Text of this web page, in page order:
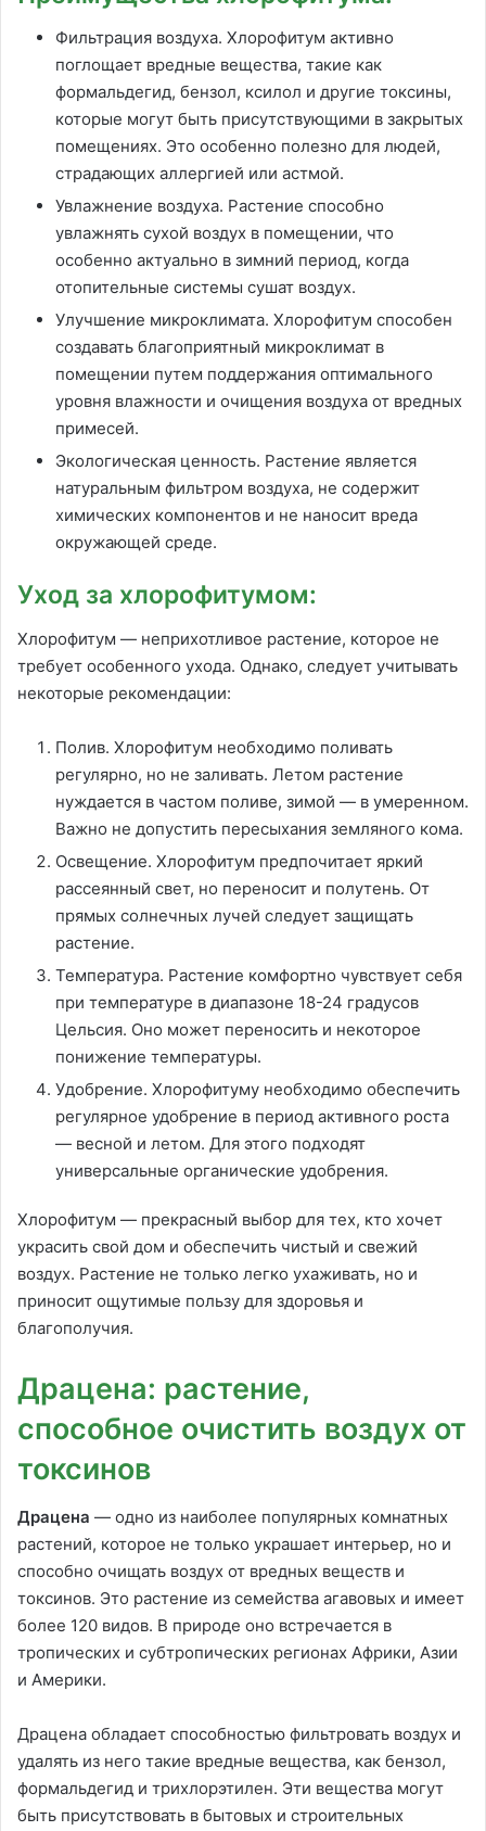
Фильтрация воздуха. Хлорофитум активно
поглощает вредные вещества, такие как
формальдегид, бензол, ксилол и другие токсины,
которые могут быть присутствующими в закрытых
помещениях. Это особенно полезно для людей,
страдающих аллергией или астмой.
Увлажнение воздуха. Растение способно
увлажнять сухой воздух в помещении, что
особенно актуально в зимний период, когда
отопительные системы сушат воздух.
Улучшение микроклимата. Хлорофитум способен
создавать благоприятный микроклимат в
помещении путем поддержания оптимального
уровня влажности и очищения воздуха от вредных
примесей.
Экологическая ценность. Растение является
натуральным фильтром воздуха, не содержит
химических компонентов и не наносит вреда
окружающей среде.
Уход за хлорофитумом:
Хлорофитум — неприхотливое растение, которое не
требует особенного ухода. Однако, следует учитывать
некоторые рекомендации:
Полив. Хлорофитум необходимо поливать
регулярно, но не заливать. Летом растение
нуждается в частом поливе, зимой — в умеренном.
Важно не допустить пересыхания земляного кома.
Освещение. Хлорофитум предпочитает яркий
рассеянный свет, но переносит и полутень. От
прямых солнечных лучей следует защищать
растение.
Температура. Растение комфортно чувствует себя
при температуре в диапазоне 18-24 градусов
Цельсия. Оно может переносить и некоторое
понижение температуры.
Удобрение. Хлорофитуму необходимо обеспечить
регулярное удобрение в период активного роста
— весной и летом. Для этого подходят
универсальные органические удобрения.
Хлорофитум — прекрасный выбор для тех, кто хочет
украсить свой дом и обеспечить чистый и свежий
воздух. Растение не только легко ухаживать, но и
приносит ощутимые пользу для здоровья и
благополучия.
Драцена: растение,
способное очистить воздух от
токсинов
Драцена — одно из наиболее популярных комнатных
растений, которое не только украшает интерьер, но и
способно очищать воздух от вредных веществ и
токсинов. Это растение из семейства агавовых и имеет
более 120 видов. В природе оно встречается в
тропических и субтропических регионах Африки, Азии
и Америки.
Драцена обладает способностью фильтровать воздух и
удалять из него такие вредные вещества, как бензол,
формальдегид и трихлорэтилен. Эти вещества могут
быть присутствовать в бытовых и строительных